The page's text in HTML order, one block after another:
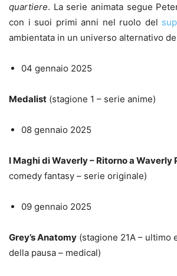
quartiere. La serie animata segue
con i suoi primi anni nel ruolo del
ambientata in un universo alternativo
04 gennaio 2025
Medalist (stagione 1 – serie anime)
08 gennaio 2025
I Maghi di Waverly – Ritorno a Waverly
comedy fantasy – serie originale)
09 gennaio 2025
Grey’s Anatomy (stagione 21A – ultimo
della pausa – medical)